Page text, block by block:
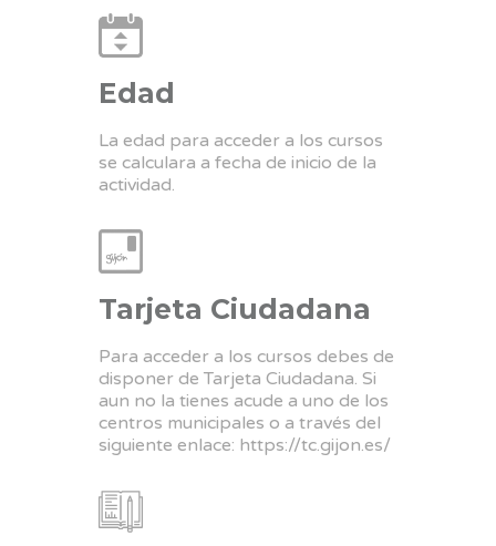
Edad
La edad para acceder a los cursos
se calculara a fecha de inicio de la
actividad.
Tarjeta Ciudadana
Para acceder a los cursos debes de
disponer de Tarjeta Ciudadana. Si
aun no la tienes acude a uno de los
centros municipales o a través del
siguiente enlace: https://tc.gijon.es/